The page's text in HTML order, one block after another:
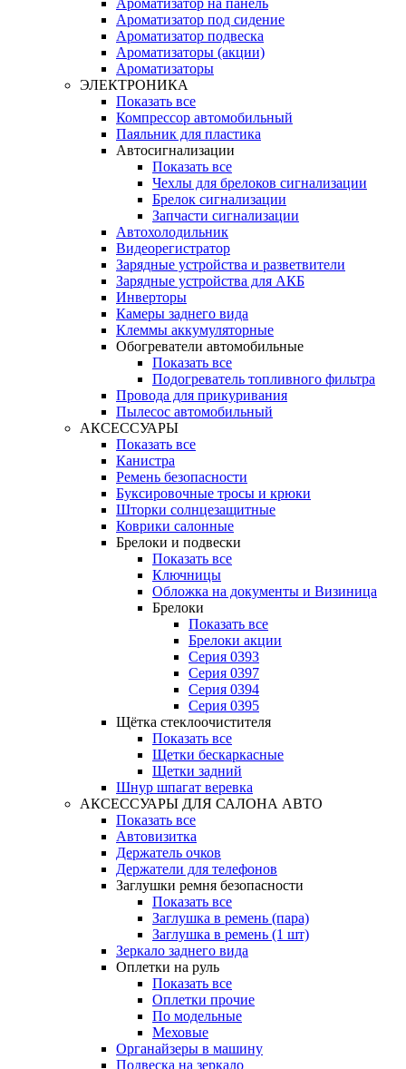
Ароматизатор на панель
Ароматизатор под сидение
Ароматизатор подвеска
Ароматизаторы (акции)
Ароматизаторы
ЭЛЕКТРОНИКА
Показать все
Компрессор автомобильный
Паяльник для пластика
Автосигнализации
Показать все
Чехлы для брелоков сигнализации
Брелок сигнализации
Запчасти сигнализации
Автохолодильник
Видеорегистратор
Зарядные устройства и разветвители
Зарядные устройства для АКБ
Инверторы
Камеры заднего вида
Клеммы аккумуляторные
Обогреватели автомобильные
Показать все
Подогреватель топливного фильтра
Провода для прикуривания
Пылесос автомобильный
АКСЕССУАРЫ
Показать все
Канистра
Ремень безопасности
Буксировочные тросы и крюки
Шторки солнцезащитные
Коврики салонные
Брелоки и подвески
Показать все
Ключницы
Обложка на документы и Визиница
Брелоки
Показать все
Брелоки акции
Серия 0393
Серия 0397
Серия 0394
Серия 0395
Щётка стеклоочистителя
Показать все
Щетки бескаркасные
Щетки задний
Шнур шпагат веревка
АКСЕССУАРЫ ДЛЯ САЛОНА АВТО
Показать все
Автовизитка
Держатель очков
Держатели для телефонов
Заглушки ремня безопасности
Показать все
Заглушка в ремень (пара)
Заглушка в ремень (1 шт)
Зеркало заднего вида
Оплетки на руль
Показать все
Оплетки прочиe
По модельные
Меховые
Органайзеры в машину
Подвеска на зеркало